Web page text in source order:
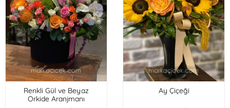
Renkli Gül ve Beyaz
Orkide Aranjmanı
Ay Çiçeği